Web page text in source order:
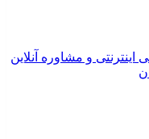
و مشاوره آنلاین